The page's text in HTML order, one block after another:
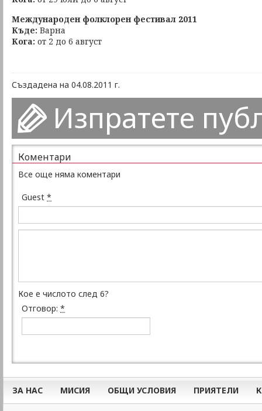
Международен фолклорен фестивал 2011
Къде: Варна
Кога: от 2 до 6 август
Създадена на 04.08.2011 г.
Изпратете
Коментари
Все още няма коментари
Guest *
Кое е числото след 6?
Отговор: *
ЗА НАС МИСИЯ ОБЩИ УСЛОВИЯ ПРИЯТЕЛИ